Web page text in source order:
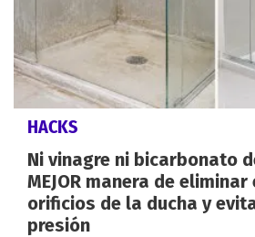
HACKS
Ni vinagre ni bicarbonato
MEJOR manera de
orificios de la ducha y
presión